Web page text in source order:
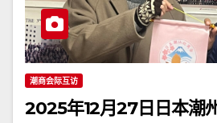
潮商会际互访
2025年12月27日日本潮